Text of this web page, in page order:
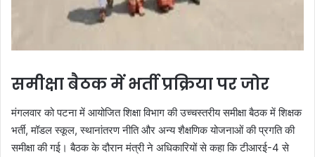
समीक्षा बैठक में भर्ती प्रक्रिया पर जोर
मंगलवार को पटना में आयोजित शिक्षा विभाग की उच्चस्तरीय समीक्षा बैठक में शिक्षक
भर्ती, मॉडल स्कूल, स्थानांतरण नीति और अन्य शैक्षणिक योजनाओं की प्रगति की
समीक्षा की गई। बैठक के दौरान मंत्री ने अधिकारियों से कहा कि टीआरई-4 से